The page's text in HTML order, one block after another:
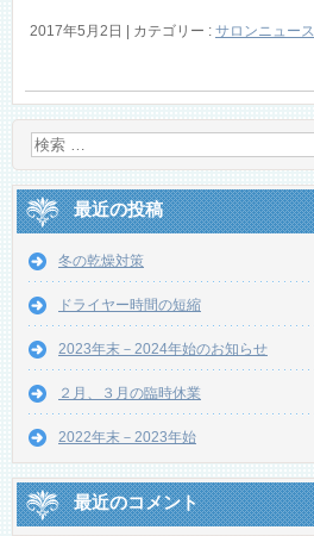
2017年5月2日 | カテゴリー : サロンニュース
最近の投稿
冬の乾燥対策
ドライヤー時間の短縮
2023年末－2024年始のお知らせ
２月、３月の臨時休業
2022年末－2023年始
最近のコメント